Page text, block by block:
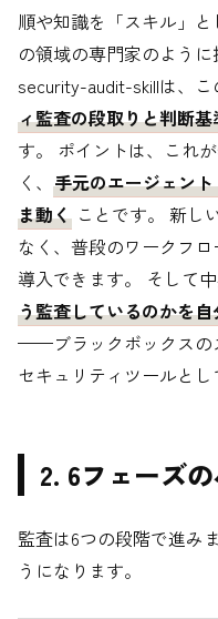
順や知識を「スキル」
の領域の専門家のように
security-audit-skillは、
ィ監査の段取りと判断
す。 ポイントは、これ
く、 手元のエージェン
ま動く ことです。 新し
なく、普段のワークフ
導入できます。 そして中
う監査しているのかを
——ブラックボックスの
セキュリティツールとし
2. 6フェーズ
監査は6つの段階で進み
うになります。